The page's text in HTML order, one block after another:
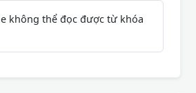
không thể đọc được từ khóa